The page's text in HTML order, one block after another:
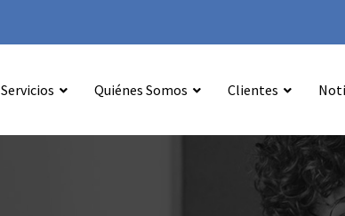
Servicios Quiénes Somos Clientes